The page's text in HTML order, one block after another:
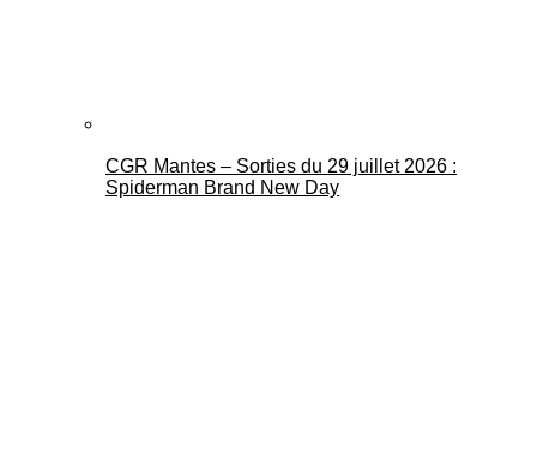
CGR Mantes – Sorties du 29 juillet 2026 :
Spiderman Brand New Day